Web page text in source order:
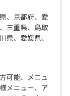
、 京都府、 愛
、 三重県、 鳥取
県、 愛媛県、
可能、 メニュ
メニュー、 ア